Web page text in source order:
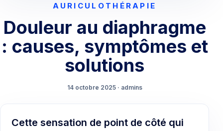
AURICULOTHÉRAPIE
Douleur au diaphragme
: causes, symptômes et
solutions
14 octobre 2025 · admins
Cette sensation de point de côté qui